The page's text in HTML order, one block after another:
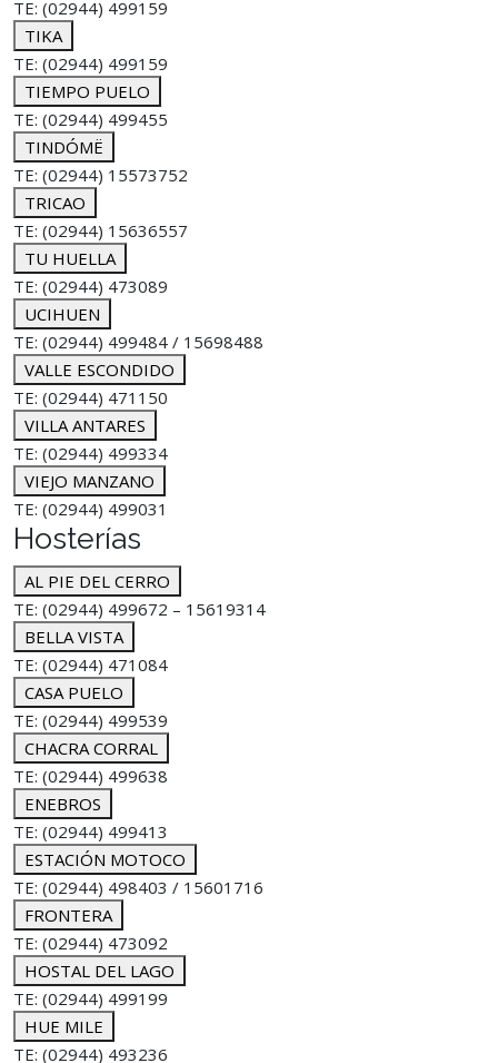
TE: (02944) 499159
TIKA
TE: (02944) 499159
TIEMPO PUELO
TE: (02944) 499455
TINDÓMË
TE: (02944) 15573752
TRICAO
TE: (02944) 15636557
TU HUELLA
TE: (02944) 473089
UCIHUEN
TE: (02944) 499484 / 15698488
VALLE ESCONDIDO
TE: (02944) 471150
VILLA ANTARES
TE: (02944) 499334
VIEJO MANZANO
TE: (02944) 499031
Hosterías
AL PIE DEL CERRO
TE: (02944) 499672 – 15619314
BELLA VISTA
TE: (02944) 471084
CASA PUELO
TE: (02944) 499539
CHACRA CORRAL
TE: (02944) 499638
ENEBROS
TE: (02944) 499413
ESTACIÓN MOTOCO
TE: (02944) 498403 / 15601716
FRONTERA
TE: (02944) 473092
HOSTAL DEL LAGO
TE: (02944) 499199
HUE MILE
TE: (02944) 493236